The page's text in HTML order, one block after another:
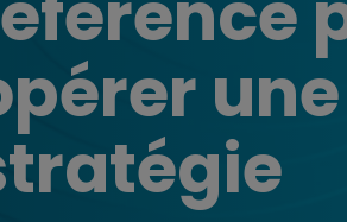
une